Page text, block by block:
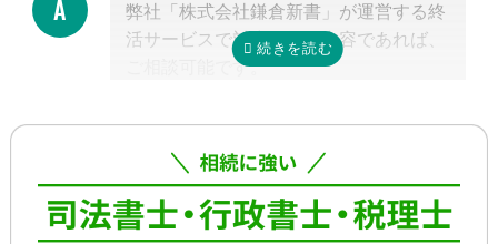
これに相続税申告が加わると、相談発生
後10カ月以内に申告しなければならない
ため、早めの動き出しが肝心です。
る場合、平日昼間に何度も役所に行くな
どさらに時間がかかるので、専門家に任
せたほうが早く確実に手続きが進み、ス
トレスもなく安心でしょう。
弊社「株式会社鎌倉新書」が運営する終
活サービスで対応可能な内容であれば、
ご相談可能です。
却支援、のこされた高齢のご家族の見守
り・介護支援、相続した財産の資産運用
のご相談、本位牌や法要・海洋散骨・お
墓など仏事に関するご相談などです。
詳しくは専門スタッフまでお問合せくだ